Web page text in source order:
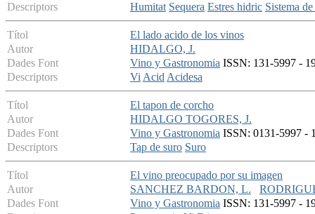
Descriptors
Humitat Sequera Estres hidric Sistema
Títol
El lado acido de los vinos
Autor
HIDALGO, J.
Dades Font
Vino y Gastronomia ISSN: 131-5997 -
Descriptors
ViAcidAcidesa
Títol
El tapon de corcho
Autor
HIDALGO TOGORES, J.
Dades Font
Vino y Gastronomia ISSN: 0131-5997 -
Descriptors
Tap de suro Suro
Títol
El vino preocupado por su imagen
Autor
SANCHEZ BARDON, L.
Dades Font
Vino y Gastronomia ISSN: 131-5997 -